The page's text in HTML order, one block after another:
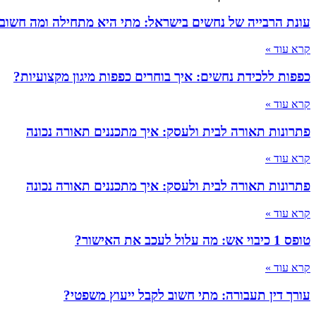
עונת הרבייה של נחשים בישראל: מתי היא מתחילה ומה
קרא עוד »
כפפות ללכידת נחשים: איך בוחרים כפפות מיגון מקצועיות?
קרא עוד »
פתרונות תאורה לבית ולעסק: איך מתכננים תאורה נכונה
קרא עוד »
פתרונות תאורה לבית ולעסק: איך מתכננים תאורה נכונה
קרא עוד »
טופס 1 כיבוי אש: מה עלול לעכב את האישור?
קרא עוד »
עורך דין תעבורה: מתי חשוב לקבל ייעוץ משפטי?